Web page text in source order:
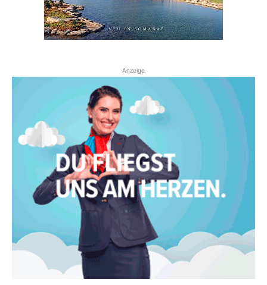
Anzeige